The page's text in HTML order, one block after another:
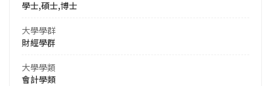
學士,碩士,博士
大學學群
財經學群
大學學類
會計學類